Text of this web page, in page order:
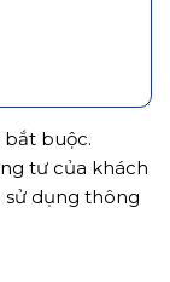
bắt buộc.
tư của khách
sử dụng thông